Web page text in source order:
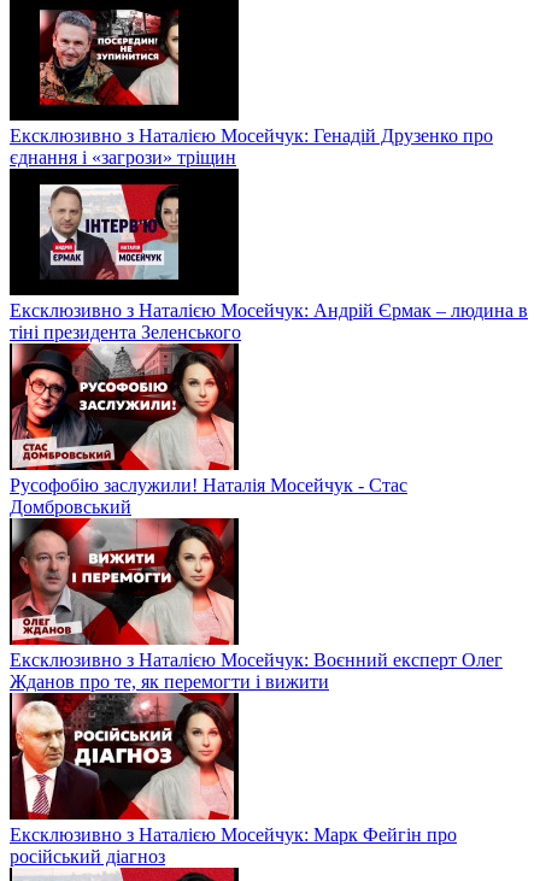
Ексклюзивно з Наталією Мосейчук: Генадій Друзенко про
єднання і «загрози» тріщин
Ексклюзивно з Наталією Мосейчук: Андрій Єрмак – людина в
тіні президента Зеленського
Русофобію заслужили! Наталія Мосейчук - Стас
Домбровський
Ексклюзивно з Наталією Мосейчук: Воєнний експерт Олег
Жданов про те, як перемогти і вижити
Ексклюзивно з Наталією Мосейчук: Марк Фейгін про
російський діагноз